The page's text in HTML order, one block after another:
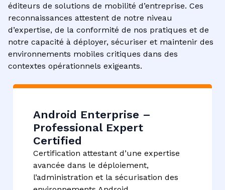
éditeurs de solutions de mobilité d’entreprise. Ces
reconnaissances attestent de notre niveau
d’expertise, de la conformité de nos pratiques et de
notre capacité à déployer, sécuriser et maintenir des
environnements mobiles critiques dans des
contextes opérationnels exigeants.
Android Enterprise –
Professional Expert
Certified​
Certification attestant d’une expertise
avancée dans le déploiement,
l’administration et la sécurisation des